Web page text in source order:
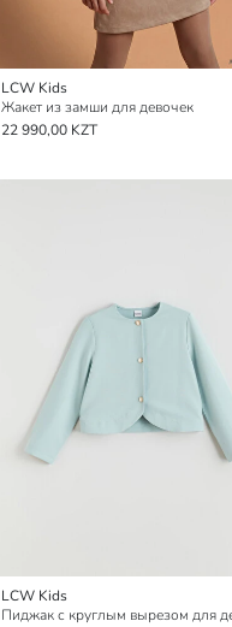
LCW Kids
Жакет из замши для девочек
22 990,00 KZT
LCW Kids
Пиджак с круглым вырезом для